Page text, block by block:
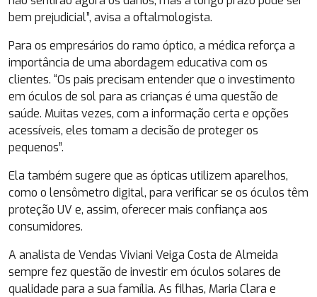
bem prejudicial”, avisa a oftalmologista.
Para os empresários do ramo óptico, a médica reforça a
importância de uma abordagem educativa com os
clientes. “Os pais precisam entender que o investimento
em óculos de sol para as crianças é uma questão de
saúde. Muitas vezes, com a informação certa e opções
acessíveis, eles tomam a decisão de proteger os
pequenos”.
Ela também sugere que as ópticas utilizem aparelhos,
como o lensômetro digital, para verificar se os óculos têm
proteção UV e, assim, oferecer mais confiança aos
consumidores.
A analista de Vendas Viviani Veiga Costa de Almeida
sempre fez questão de investir em óculos solares de
qualidade para a sua família. As filhas, Maria Clara e